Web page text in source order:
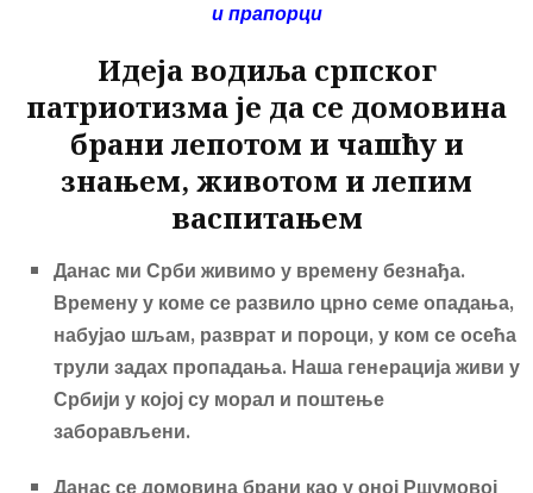
и прапорци
Идеја водиља српског
патриотизма је да се домовина
брани лепотом и чашћу и
знањем, животом и лепим
васпитањем
Данас ми Срби живимо у времену безнађа.
Времену у коме се развило црно семе опадања,
набујао шљам, разврат и пороци, у ком се осећа
трули задах пропадања. Наша генeрација живи у
Србији у којојсу морал и поштење
заборављени.